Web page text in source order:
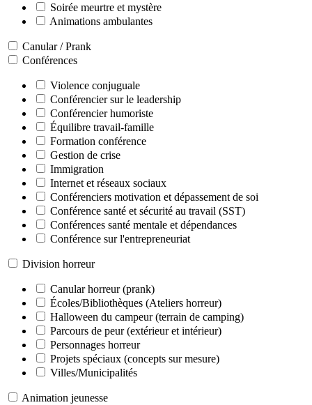
Soirée meurtre et mystère
Animations ambulantes
Canular / Prank
Conférences
Violence conjuguale
Conférencier sur le leadership
Conférencier humoriste
Équilibre travail-famille
Formation conférence
Gestion de crise
Immigration
Internet et réseaux sociaux
Conférenciers motivation et dépassement de soi
Conférence santé et sécurité au travail (SST)
Conférences santé mentale et dépendances
Conférence sur l'entrepreneuriat
Division horreur
Canular horreur (prank)
Écoles/Bibliothèques (Ateliers horreur)
Halloween du campeur (terrain de camping)
Parcours de peur (extérieur et intérieur)
Personnages horreur
Projets spéciaux (concepts sur mesure)
Villes/Municipalités
Animation jeunesse